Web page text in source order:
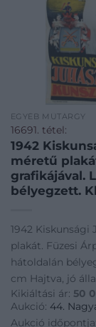
EGYÉB MŰTÁRGY
16691. tétel:
1942
méretű
grafikájával.
bélyegzett.
1942 Kiskunsági
plakát. Füzesi
hátoldalán
cm Hajtva, jó
Kikiáltási ár: 50
Aukció: 44.
Aukció